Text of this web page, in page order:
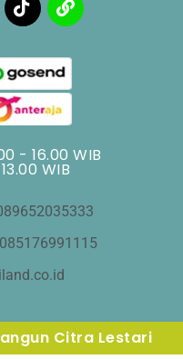
- 16.00 WIB
WIB
085176991115
Citra Lestari